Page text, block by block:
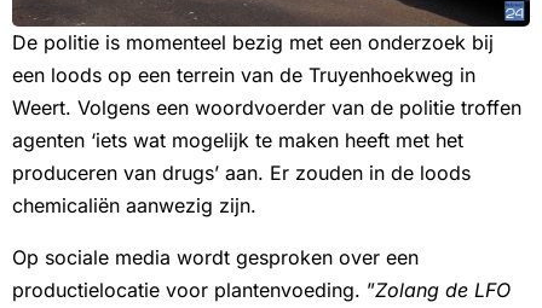
De politie is momenteel bezig met een onderzoek bij
een loods op een terrein van de Truyenhoekweg in
Weert. Volgens een woordvoerder van de politie troffen
agenten ‘iets wat mogelijk te maken heeft met het
produceren van drugs’ aan. Er zouden in de loods
chemicaliën aanwezig zijn.
Op sociale media wordt gesproken over een
productielocatie voor plantenvoeding. ”Zolang de LFO